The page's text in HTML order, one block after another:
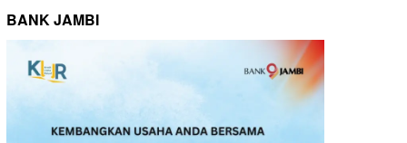
BANK JAMBI